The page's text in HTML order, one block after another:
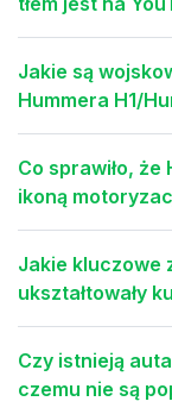
Jakie są
Hummera H1/
Co sprawiło, że
ikoną
Jakie kluczowe
ukształtowały
Czy istnieją
czemu nie są